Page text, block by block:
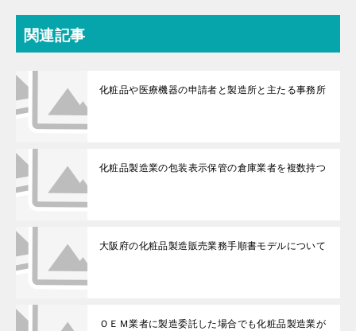
関連記事
化粧品や医療機器の申請者と製造所と主たる事務所
化粧品製造業の包装表示保管の倉庫業者を複数持つ
大阪府の化粧品製造販売業務手順書モデルについて
ＯＥＭ業者に製造委託した場合でも化粧品製造業が